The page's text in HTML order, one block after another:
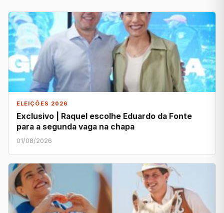
ELEIÇÕES 2026
Exclusivo | Raquel escolhe Eduardo da Fonte
para a segunda vaga na chapa
01/08/2026